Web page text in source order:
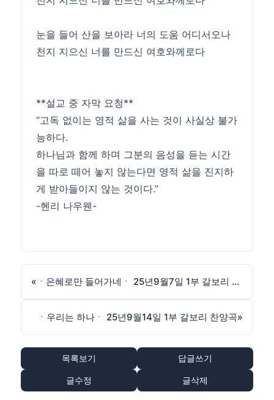
눈을 들어 산을 보아라 너의 도움 어디서오나
천지 지으신 너를 만드신 여호와께로다
**설교 중 자막 요청**
“고독 없이는 영적 삶을 사는 것이 사실상 불가
능하다.
하나님과 함께 하며 그분의 음성을 듣는 시간
을 따로 떼어 놓지 않는다면 영적 삶을 진지하
게 받아들이지 않는 것이다.”
-헨리 나우웬-
« ㆍ은혜로만 들어가네ㆍ 25년9월7일 1부 갈보리 찬양곡
ㆍ우리는 하나ㆍ 25년9월14일 1부 갈보리 찬양곡»
목록보기 답글쓰기
글수정 글삭제